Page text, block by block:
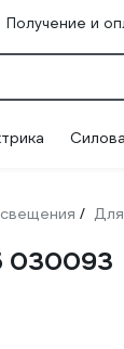
Получение и
/
030093